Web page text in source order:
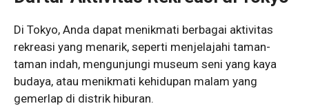
Di Tokyo, Anda dapat menikmati berbagai aktivitas
rekreasi yang menarik, seperti menjelajahi taman-
taman indah, mengunjungi museum seni yang kaya
budaya, atau menikmati kehidupan malam yang
gemerlap di distrik hiburan.